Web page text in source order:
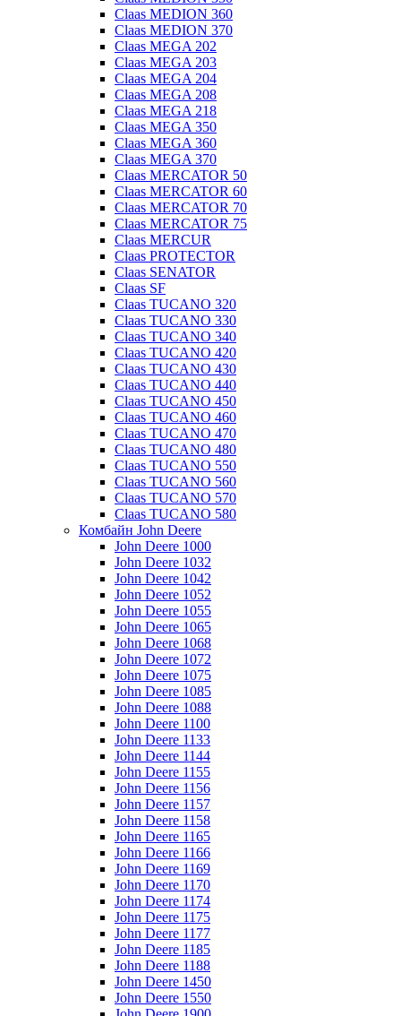
Claas MEDION 360
Claas MEDION 370
Claas MEGA 202
Claas MEGA 203
Claas MEGA 204
Claas MEGA 208
Claas MEGA 218
Claas MEGA 350
Claas MEGA 360
Claas MEGA 370
Claas MERCATOR 50
Claas MERCATOR 60
Claas MERCATOR 70
Claas MERCATOR 75
Claas MERCUR
Claas PROTECTOR
Claas SENATOR
Claas SF
Claas TUCANO 320
Claas TUCANO 330
Claas TUCANO 340
Claas TUCANO 420
Claas TUCANO 430
Claas TUCANO 440
Claas TUCANO 450
Claas TUCANO 460
Claas TUCANO 470
Claas TUCANO 480
Claas TUCANO 550
Claas TUCANO 560
Claas TUCANO 570
Claas TUCANO 580
Комбайн John Deere
John Deere 1000
John Deere 1032
John Deere 1042
John Deere 1052
John Deere 1055
John Deere 1065
John Deere 1068
John Deere 1072
John Deere 1075
John Deere 1085
John Deere 1088
John Deere 1100
John Deere 1133
John Deere 1144
John Deere 1155
John Deere 1156
John Deere 1157
John Deere 1158
John Deere 1165
John Deere 1166
John Deere 1169
John Deere 1170
John Deere 1174
John Deere 1175
John Deere 1177
John Deere 1185
John Deere 1188
John Deere 1450
John Deere 1550